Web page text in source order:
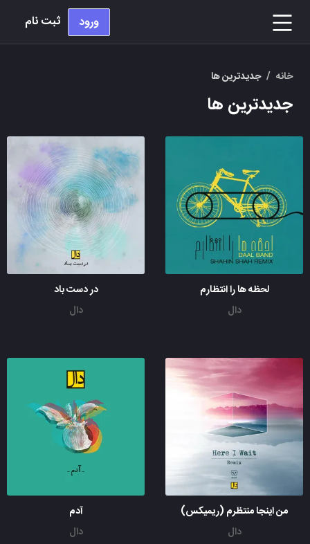
ورود ثبت نام
خانه / جدیدترین ها
جدیدترین ها
لحظه ها را انتظارم
دال
در دست باد
دال
من اینجا منتظرم (ریمیکس)
دال
آدم
دال